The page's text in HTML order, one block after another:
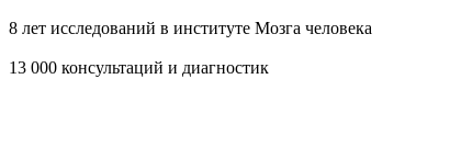
8 лет исследований в институте Мозга человека
13 000 консультаций и диагностик